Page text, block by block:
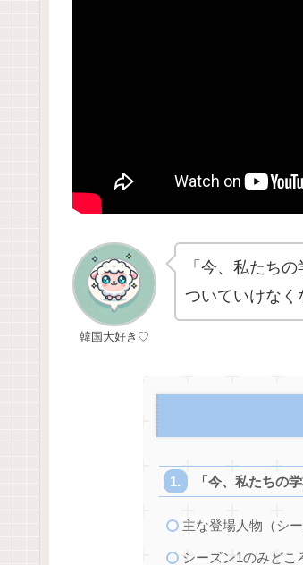
韓国大好き♡
「今、私たち
ついていけなく
「今、私たちの
主な登場人物（シー
シーズン1のみどこ